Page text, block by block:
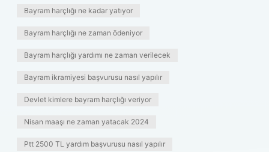
Bayram harçlığı ne kadar yatıyor
Bayram harçlığı ne zaman ödeniyor
Bayram harçlığı yardımı ne zaman verilecek
Bayram ikramiyesi başvurusu nasıl yapılır
Devlet kimlere bayram harçlığı veriyor
Nisan maaşı ne zaman yatacak 2024
Ptt 2500 TL yardım başvurusu nasıl yapılır